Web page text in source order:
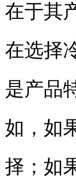
在于其
在选择
是产品
如，如
择；如